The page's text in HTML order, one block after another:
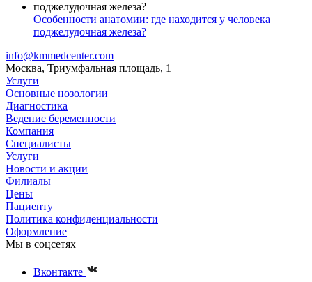
Особенности анатомии: где находится у человека
поджелудочная железа?
info@kmmedcenter.com
Москва, Триумфальная площадь, 1
Услуги
Основные нозологии
Диагностика
Ведение беременности
Компания
Специалисты
Услуги
Новости и акции
Филиалы
Цены
Пациенту
Политика конфиденциальности
Оформление
Мы в соцсетях
Вконтакте